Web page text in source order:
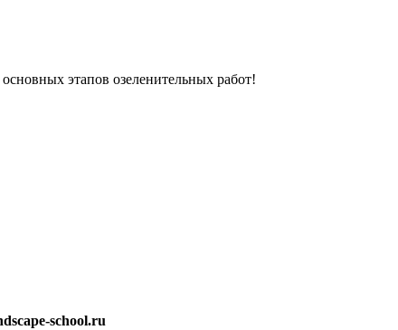
этапов озеленительных работ!
school.ru